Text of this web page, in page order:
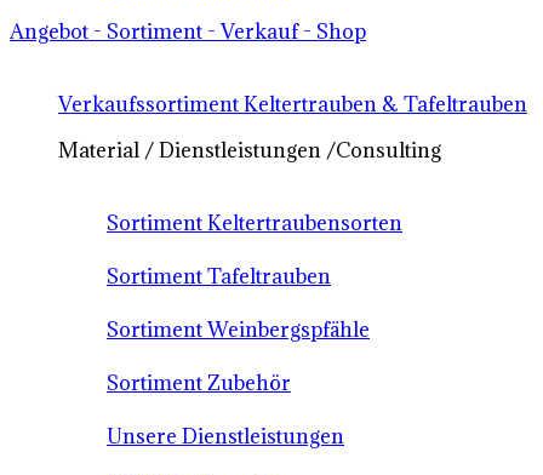
Angebot - Sortiment - Verkauf - Shop
Verkaufssortiment Keltertrauben & Tafeltrauben
Material / Dienstleistungen /Consulting
Sortiment Keltertraubensorten
Sortiment Tafeltrauben
Sortiment Weinbergspfähle
Sortiment Zubehör
Unsere Dienstleistungen